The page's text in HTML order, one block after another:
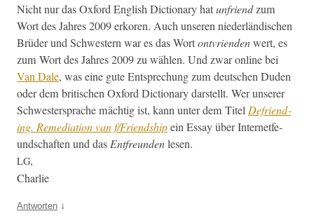
Nicht nur das Oxford Eng­lish Dic­tio­nary hatunfriendzum
Wort des Jahres 2009 erko­ren. Auch unseren nieder­ländis­chen
Brüder und Schwest­ern war es das Wortontvrien­denwert, es
zum Wort des Jahres 2009 zu wählen. Und zwar online bei
Van Dale, was eine gute Entsprechung zum deutschen Duden
oder dem britis­chen Oxford Dic­tio­nary darstellt. Wer unser­er
Schwest­er­sprache mächtig ist, kann unter dem Titel Defriend­
ing. Reme­di­a­tion van f/Friendshipein Essay über Inter­net­fe­
und­schaften und das Ent­fre­un­denlesen.
LG,
Charlie
Antworten ↓